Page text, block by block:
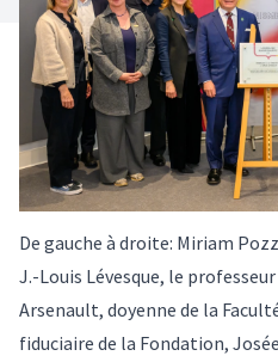
De gauche à droite: Miriam
J.-Louis Lévesque, le
Arsenault, doyenne de la
fiduciaire de la Fondation,